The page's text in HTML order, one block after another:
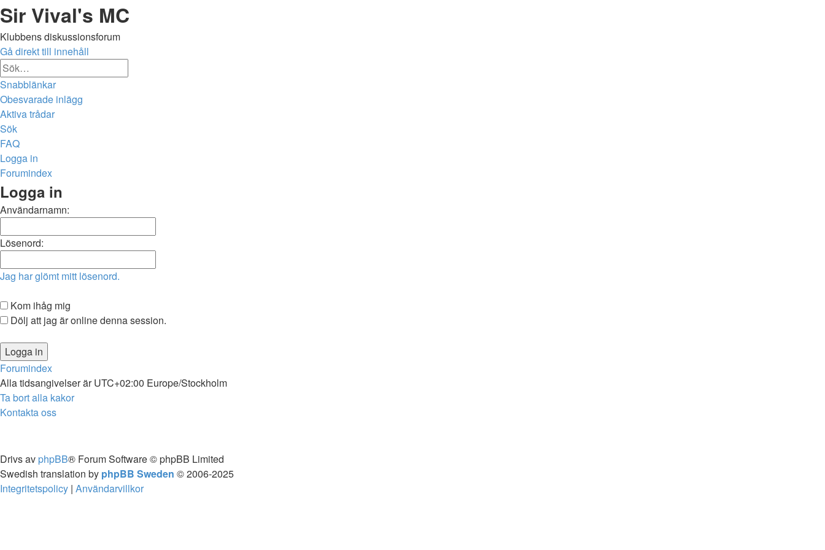
Sir Vival's MC
Klubbens diskussionsforum
Gå direkt till innehåll
Snabblänkar
Obesvarade inlägg
Aktiva trådar
Sök
FAQ
Logga in
Forumindex
Sök
Logga in
Användarnamn:
Lösenord:
Jag har glömt mitt lösenord.
Kom ihåg mig
Dölj att jag är online denna session.
Forumindex
Alla tidsangivelser är UTC+02:00 Europe/Stockholm
Ta bort alla kakor
Kontakta oss
Drivs av phpBB® Forum Software © phpBB Limited
Swedish translation by phpBB Sweden © 2006-2025
Integritetspolicy | Användarvillkor